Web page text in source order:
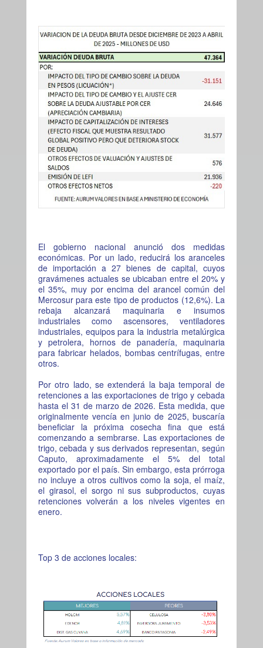
El gobierno nacional anunció dos medidas
económicas. Por un lado, reducirá los aranceles
de importación a 27 bienes de capital, cuyos
gravámenes actuales se ubicaban entre el 20% y
el 35%, muy por encima del arancel común del
Mercosur para este tipo de productos (12,6%). La
rebaja alcanzará maquinaria e insumos
industriales como ascensores, ventiladores
industriales, equipos para la industria metalúrgica
y petrolera, hornos de panadería, maquinaria
para fabricar helados, bombas centrífugas, entre
otros.
Por otro lado, se extenderá la baja temporal de
retenciones a las exportaciones de trigo y cebada
hasta el 31 de marzo de 2026. Esta medida, que
originalmente vencía en junio de 2025, buscaría
beneficiar la próxima cosecha fina que está
comenzando a sembrarse. Las exportaciones de
trigo, cebada y sus derivados representan, según
Caputo, aproximadamente el 5% del total
exportado por el país. Sin embargo, esta prórroga
no incluye a otros cultivos como la soja, el maíz,
el girasol, el sorgo ni sus subproductos, cuyas
retenciones volverán a los niveles vigentes en
enero.
Top 3 de acciones locales: